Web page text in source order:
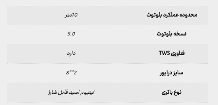
محدوده عملکرد بلوتوث
10متر
نسخه بلوتوث
5.0
فناوری TWS
دارد
سایز درایور
2*”8
نوع باتری
لیتیوم اسید قابل شارژ